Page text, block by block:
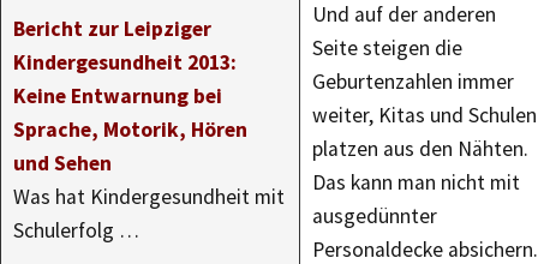
Bericht zur Leipziger
Kindergesundheit 2013:
Keine Entwarnung bei
Sprache, Motorik, Hören
und Sehen
Was hat Kindergesundheit mit
Schulerfolg …
Und auf der anderen
Seite steigen die
Geburtenzahlen immer
weiter, Kitas und Schulen
platzen aus den Nähten.
Das kann man nicht mit
ausgedünnter
Personaldecke absichern.